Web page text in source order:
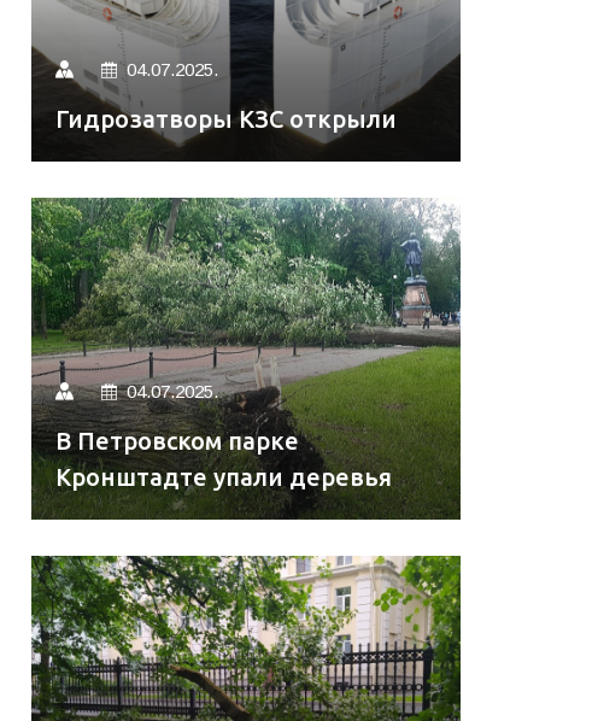
04.07.2025.
Гидрозатворы КЗС открыли
04.07.2025.
В Петровском парке
Кронштадте упали деревья